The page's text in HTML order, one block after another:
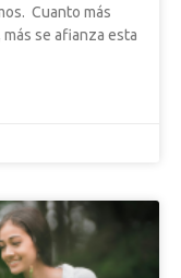
Cuanto más
se afianza esta